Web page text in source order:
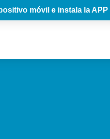
móvil e instala la APP